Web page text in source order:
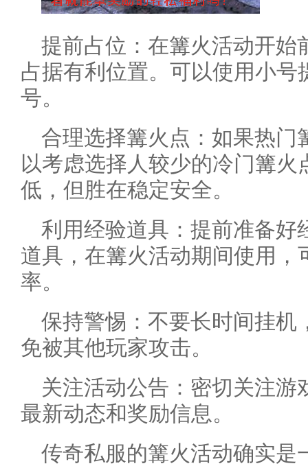
提前占位：在篝火活动开始
占据有利位置。可以使用小号
号。
合理选择篝火点：如果热门
以考虑选择人较少的冷门篝
低，但胜在稳定安全。
利用经验道具：提前准备好
道具，在篝火活动期间使用，
率。
保持警惕：不要长时间挂机
免被其他玩家攻击。
关注活动公告：密切关注游
最新动态和奖励信息。
传奇私服的篝火活动确实是